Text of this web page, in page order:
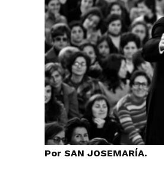
Por SAN JOSEMARÍA.